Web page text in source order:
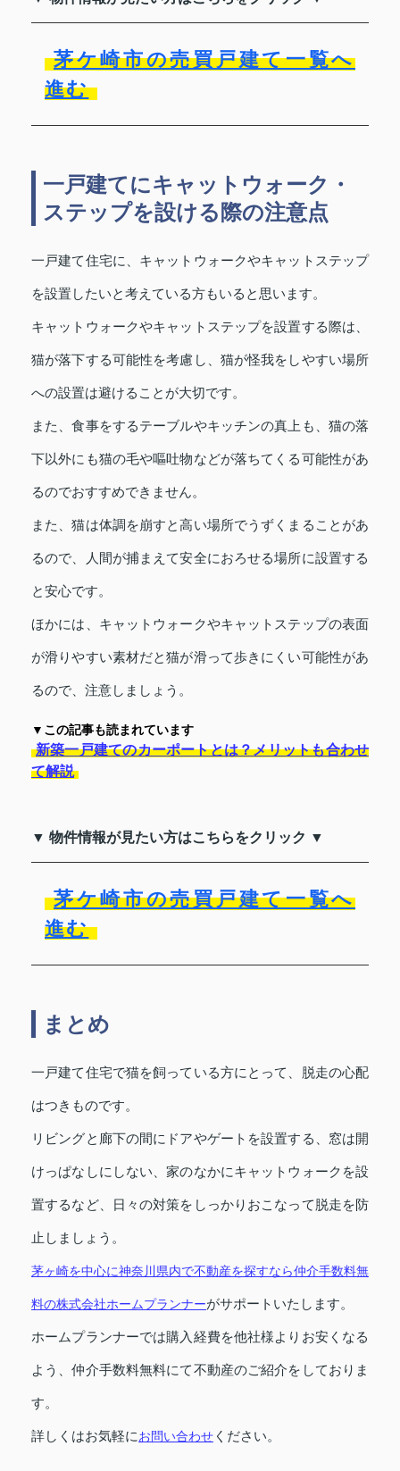
茅ケ崎市の売買戸建て一覧へ
進む
一戸建てにキャットウォーク・
ステップを設ける際の注意点
一戸建て住宅に、キャットウォークやキャットステップ
を設置したいと考えている方もいると思います。
キャットウォークやキャットステップを設置する際は、
猫が落下する可能性を考慮し、猫が怪我をしやすい場所
への設置は避けることが大切です。
また、食事をするテーブルやキッチンの真上も、猫の落
下以外にも猫の毛や嘔吐物などが落ちてくる可能性があ
るのでおすすめできません。
また、猫は体調を崩すと高い場所でうずくまることがあ
るので、人間が捕まえて安全におろせる場所に設置する
と安心です。
ほかには、キャットウォークやキャットステップの表面
が滑りやすい素材だと猫が滑って歩きにくい可能性があ
るので、注意しましょう。
▼この記事も読まれています
新築一戸建てのカーポートとは？メリットも合わせ
て解説
▼ 物件情報が見たい方はこちらをクリック ▼
茅ケ崎市の売買戸建て一覧へ
進む
まとめ
一戸建て住宅で猫を飼っている方にとって、脱走の心配
はつきものです。
リビングと廊下の間にドアやゲートを設置する、窓は開
けっぱなしにしない、家のなかにキャットウォークを設
置するなど、日々の対策をしっかりおこなって脱走を防
止しましょう。
茅ヶ崎を中心に神奈川県内で不動産を探すなら仲介手数料無
料の株式会社ホームプランナーがサポートいたします。
ホームプランナーでは購入経費を他社様よりお安くなる
よう、仲介手数料無料にて不動産のご紹介をしておりま
す。
詳しくはお気軽にお問い合わせ ください。